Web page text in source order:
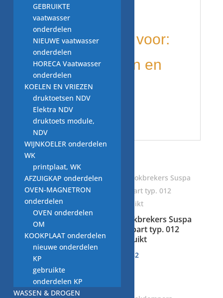
0262429-1
wordt gebruikt voor:
diverse merken en
modellen o.a.
Miele
Gerelateerde producten
schokdempers
0.40.24.02-0
wasmachine 80N,
DC66-00531C
15,70
schokbrekers Suspa
compart typ. 012
gebruikt
31,82
GEBRUIKTE
vaatwasser
onderdelen
NIEUWE vaatwasser
onderdelen
HORECA Vaatwasser
onderdelen
KOELEN EN VRIEZEN
druktoetsen NDV
Elektra NDV
druktoets module,
NDV
WIJNKOELER onderdelen
WK
printplaat, WK
AFZUIGKAP onderdelen
OVEN-MAGNETRON
onderdelen
OVEN onderdelen
OM
KOOKPLAAT onderdelen
nieuwe onderdelen
KP
gebruikte
onderdelen KP
WASSEN & DROGEN